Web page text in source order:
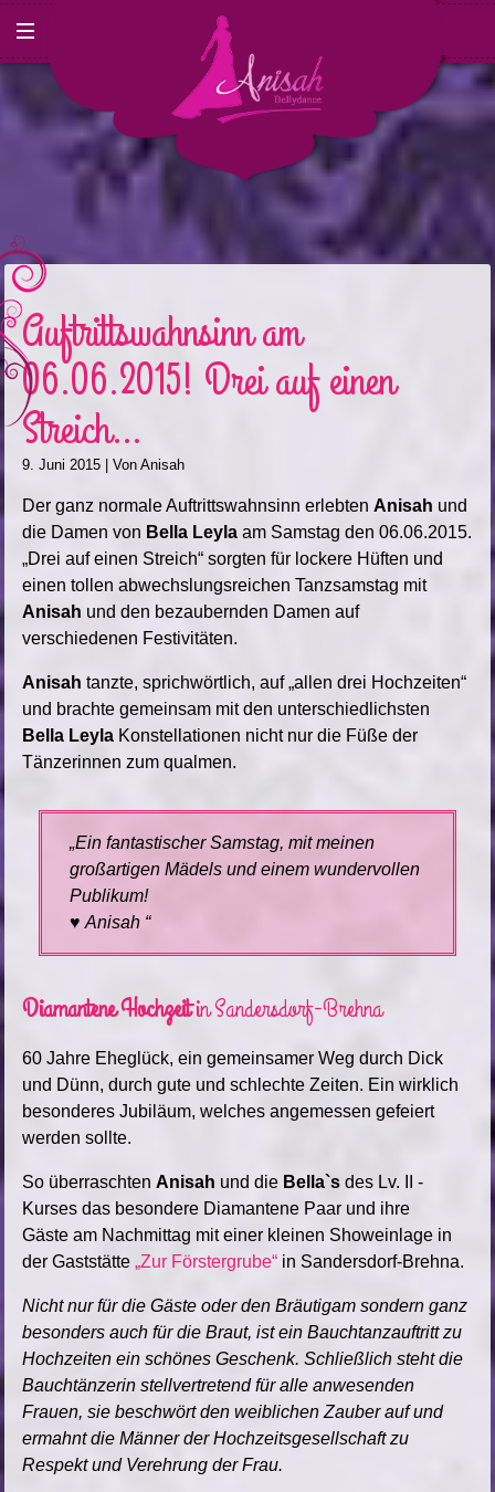
Auftrittswahnsinn am
06.06.2015! Drei auf einen
Streich…
9. Juni 2015 | VonAnisah
Der ganz normale Auftrittswahnsinn erlebtenAnisah und
die Damen von Bella Leyla am Samstag den 06.06.2015.
„Drei auf einen Streich“ sorgten für lockere Hüften und
einen tollen abwechslungsreichen Tanzsamstag mit
Anisah und den bezaubernden Damen auf
verschiedenen Festivitäten.
Anisah tanzte, sprichwörtlich, auf „allen drei Hochzeiten“
und brachte gemeinsam mit den unterschiedlichsten
Bella Leyla Konstellationen nicht nur die Füße der
Tänzerinnen zum qualmen.
Ein fantastischer Samstag, mit meinen
großartigen Mädels und einem wundervollen
Publikum!
♥Anisah
Diamantene Hochzeitin Sandersdorf-Brehna
60 Jahre Eheglück, ein gemeinsamer Weg durch Dick
und Dünn, durch gute und schlechte Zeiten. Ein wirklich
besonderes Jubiläum, welches angemessen gefeiert
werden sollte.
So überraschtenAnisah und die Bella`s des Lv. II -
Kurses das besondere Diamantene Paar und ihre
Gäste am Nachmittag mit einer kleinen Showeinlage in
der Gaststätte„Zur Förstergrube“ in Sandersdorf-Brehna.
Nicht nur für die Gäste oder den Bräutigam sondern ganz
besonders auch für die Braut, ist ein Bauchtanzauftritt zu
Hochzeiten ein schönes Geschenk. Schließlich steht die
Bauchtänzerin stellvertretend für alle anwesenden
Frauen, sie beschwört den weiblichen Zauber auf und
ermahnt die Männer der Hochzeitsgesellschaft zu
Respekt und Verehrung der Frau.